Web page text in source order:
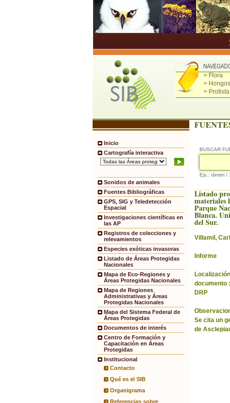
> Flora
> Hongos
> Protista
Inicio
Cartografía interactiva
Sonidos de animales
Fuentes Bibliográficas
GPS, SIG y Teledetección
Espacial
Investigaciones científicas en
las AP
Registros de colecciones y
relevamientos
Especies exóticas invasoras
Listado de Áreas Protegidas
Nacionales
Mapa de Eco-Regiones y
Áreas Protegidas Nacionales
Mapa de Regiones
Administrativas y Áreas
Protegidas Nacionales
Mapa del Sistema Federal de
Áreas Protegidas
Documentos de interés
Centro de Formación y
Capacitación en Áreas
Protegidas
Institucional
Contacto
Qué es el SIB
Organigrama
Referencias sobre
BUSCAR
Ejs.: dimitri /
Listado
materiales
Parque
Blanca.
del Sur.
Villamil,
Informe
documento :
DRP
Se cita un
de